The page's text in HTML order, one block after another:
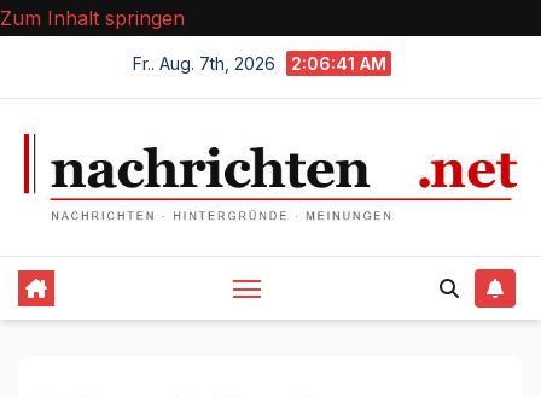
Zum Inhalt springen
Fr.. Aug. 7th, 2026 2:06:42 AM